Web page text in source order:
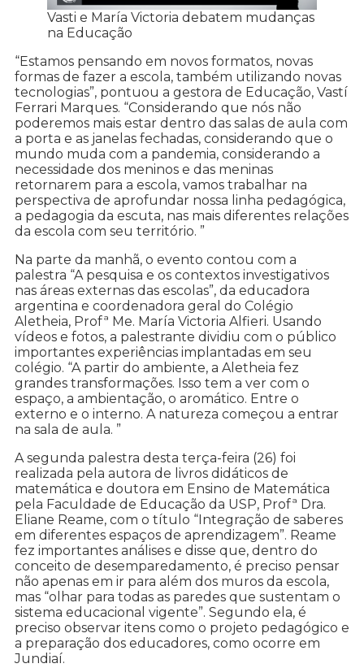
Vasti e María Victoria debatem mudanças
na Educação
“Estamos pensando em novos formatos, novas
formas de fazer a escola, também utilizando novas
tecnologias”, pontuou a gestora de Educação, Vastí
Ferrari Marques. “Considerando que nós não
poderemos mais estar dentro das salas de aula com
a porta e as janelas fechadas, considerando que o
mundo muda com a pandemia, considerando a
necessidade dos meninos e das meninas
retornarem para a escola, vamos trabalhar na
perspectiva de aprofundar nossa linha pedagógica,
a pedagogia da escuta, nas mais diferentes relações
da escola com seu território. ”
Na parte da manhã, o evento contou com a
palestra “A pesquisa e os contextos investigativos
nas áreas externas das escolas”, da educadora
argentina e coordenadora geral do Colégio
Aletheia, Profª Me. María Victoria Alfieri. Usando
vídeos e fotos, a palestrante dividiu com o público
importantes experiências implantadas em seu
colégio. “A partir do ambiente, a Aletheia fez
grandes transformações. Isso tem a ver com o
espaço, a ambientação, o aromático. Entre o
externo e o interno. A natureza começou a entrar
na sala de aula. ”
A segunda palestra desta terça-feira (26) foi
realizada pela autora de livros didáticos de
matemática e doutora em Ensino de Matemática
pela Faculdade de Educação da USP, Profª Dra.
Eliane Reame, com o título “Integração de saberes
em diferentes espaços de aprendizagem”. Reame
fez importantes análises e disse que, dentro do
conceito de desemparedamento, é preciso pensar
não apenas em ir para além dos muros da escola,
mas “olhar para todas as paredes que sustentam o
sistema educacional vigente”. Segundo ela, é
preciso observar itens como o projeto pedagógico e
a preparação dos educadores, como ocorre em
Jundiaí.